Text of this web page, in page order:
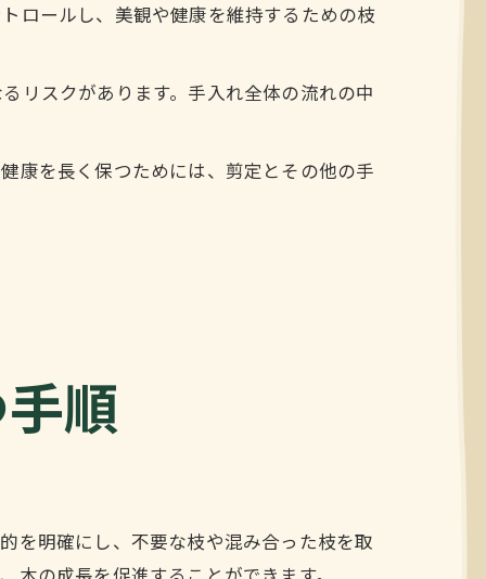
ロールし、美観や健康を維持するための枝
リスクがあります。手入れ全体の流れの中
康を長く保つためには、剪定とその他の手
順
を明確にし、不要な枝や混み合った枝を取